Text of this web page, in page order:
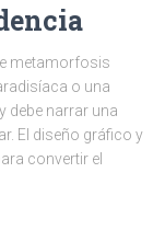
metamorfosis
o una
debe narrar una
El diseño gráfico y
convertir el